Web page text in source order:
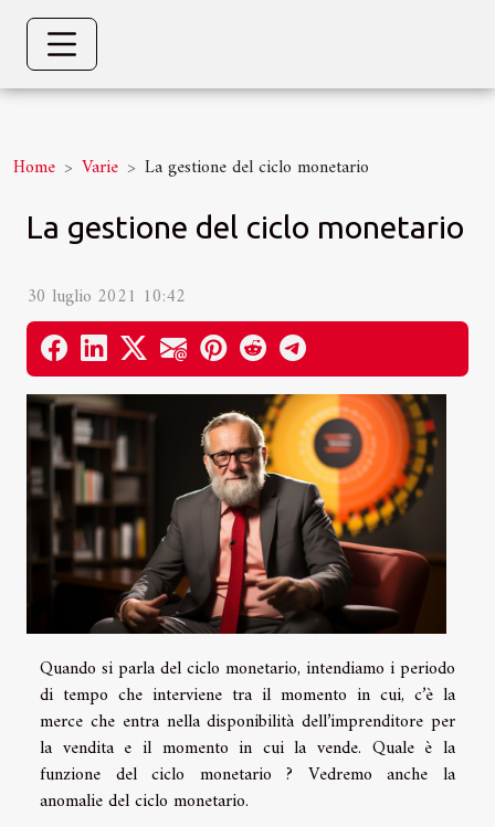
Home Varie La gestione del ciclo monetario
La gestione del ciclo monetario
30 luglio 2021 10:42
Quando si parla del ciclo monetario, intendiamo i periodo
di tempo che interviene tra il momento in cui, c’è la
merce che entra nella disponibilità dell’imprenditore per
la vendita e il momento in cui la vende. Quale è la
funzione del ciclo monetario ? Vedremo anche la
anomalie del ciclo monetario.